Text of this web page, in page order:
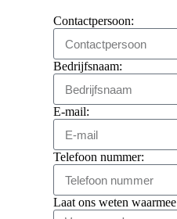
Contactpersoon:
Bedrijfsnaam:
E-mail:
Telefoon nummer:
Laat ons weten